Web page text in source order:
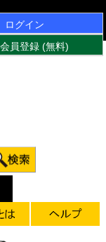
ログイン
員登録 (無料)